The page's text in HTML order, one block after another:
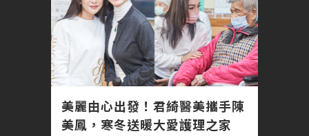
美麗由心出發！君綺醫美攜手陳
美鳳，寒冬送暖大愛護理之家